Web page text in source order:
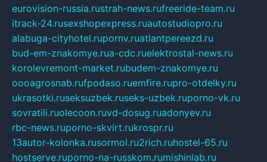
eurovision-russia.rustrah-news.rufreeride-team.ru
itrack-24.rusexshopexpress.ruautostudiopro.ru
alabuga-cityhotel.rupornv.ruatlantpereezd.ru
bud-em-znakomye.rua-cdc.ruelektrostal-news.ru
korolevremont-market.rubudem-znakomye.ru
oooagrosnab.rufpodaso.ruemfire.rupro-otdelky.ru
ukrasotki.ruseksuzbek.ruseks-uzbek.ruporno-vk.ru
sovratili.ruolecoon.ruvd-dosug.ruadonyev.ru
rbc-news.ruporno-skvirt.rukrospr.ru
13autor-kolonka.rusormol.ru2rich.ruhostel-65.ru
hostserve.ruporno-na-russkom.rumishinlab.ru